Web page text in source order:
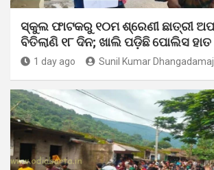
ସ୍କୁଲ ଫାଟକରୁ ୧୦ମ ଶ୍ରେଣୀ ଛାତ୍ରୀ
ବିତିଲାଣି ୧୮ ଦିନ; ଖାଲି ପଡ଼ିଛି ପୋଲିସ ହାତ
1 day ago Sunil Kumar